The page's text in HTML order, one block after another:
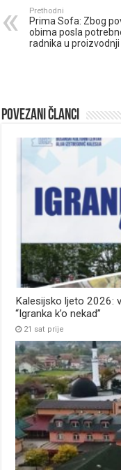
Prethodni
Prima Sofa: Zbog
obima posla
radnika u proizvodnji
Povezani članci
Kalesijsko ljeto 2026:
“Igranka k’o nekad”
21 sat prije